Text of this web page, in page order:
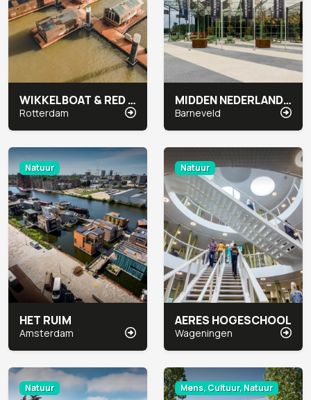
WIKKELBOAT & RED APPLE MARINA
Rotterdam
MIDDEN NEDERLAND HALLEN
Barneveld
Natuur
HET RUIM
Amsterdam
Natuur
AERES HOGESCHOOL
Wageningen
Natuur Mens, Cultuur, Natuur